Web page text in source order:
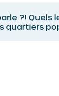
?! Quels
quartiers